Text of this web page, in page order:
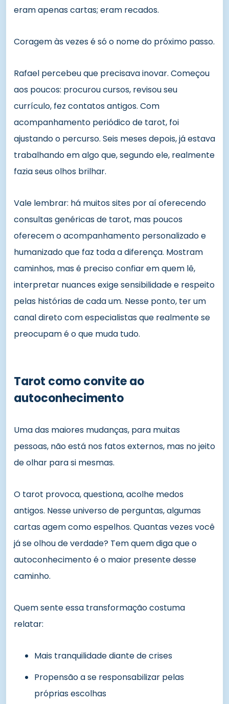
eram apenas cartas; eram recados.
Coragem às vezes é só o nome do próximo passo.
Rafael percebeu que precisava inovar. Começou
aos poucos: procurou cursos, revisou seu
currículo, fez contatos antigos. Com
acompanhamento periódico de tarot, foi
ajustando o percurso. Seis meses depois, já estava
trabalhando em algo que, segundo ele, realmente
fazia seus olhos brilhar.
Vale lembrar: há muitos sites por aí oferecendo
consultas genéricas de tarot, mas poucos
oferecem o acompanhamento personalizado e
humanizado que faz toda a diferença. Mostram
caminhos, mas é preciso confiar em quem lê,
interpretar nuances exige sensibilidade e respeito
pelas histórias de cada um. Nesse ponto, ter um
canal direto com especialistas que realmente se
preocupam é o que muda tudo.
Tarot como convite ao
autoconhecimento
Uma das maiores mudanças, para muitas
pessoas, não está nos fatos externos, mas no jeito
de olhar para si mesmas.
O tarot provoca, questiona, acolhe medos
antigos. Nesse universo de perguntas, algumas
cartas agem como espelhos. Quantas vezes você
já se olhou de verdade? Tem quem diga que o
autoconhecimento é o maior presente desse
caminho.
Quem sente essa transformação costuma
relatar:
Mais tranquilidade diante de crises
Propensão a se responsabilizar pelas
próprias escolhas